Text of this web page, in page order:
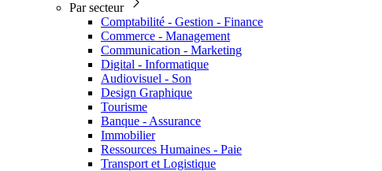
Par secteur
Comptabilité - Gestion - Finance
Commerce - Management
Communication - Marketing
Digital - Informatique
Audiovisuel - Son
Design Graphique
Tourisme
Banque - Assurance
Immobilier
Ressources Humaines - Paie
Transport et Logistique